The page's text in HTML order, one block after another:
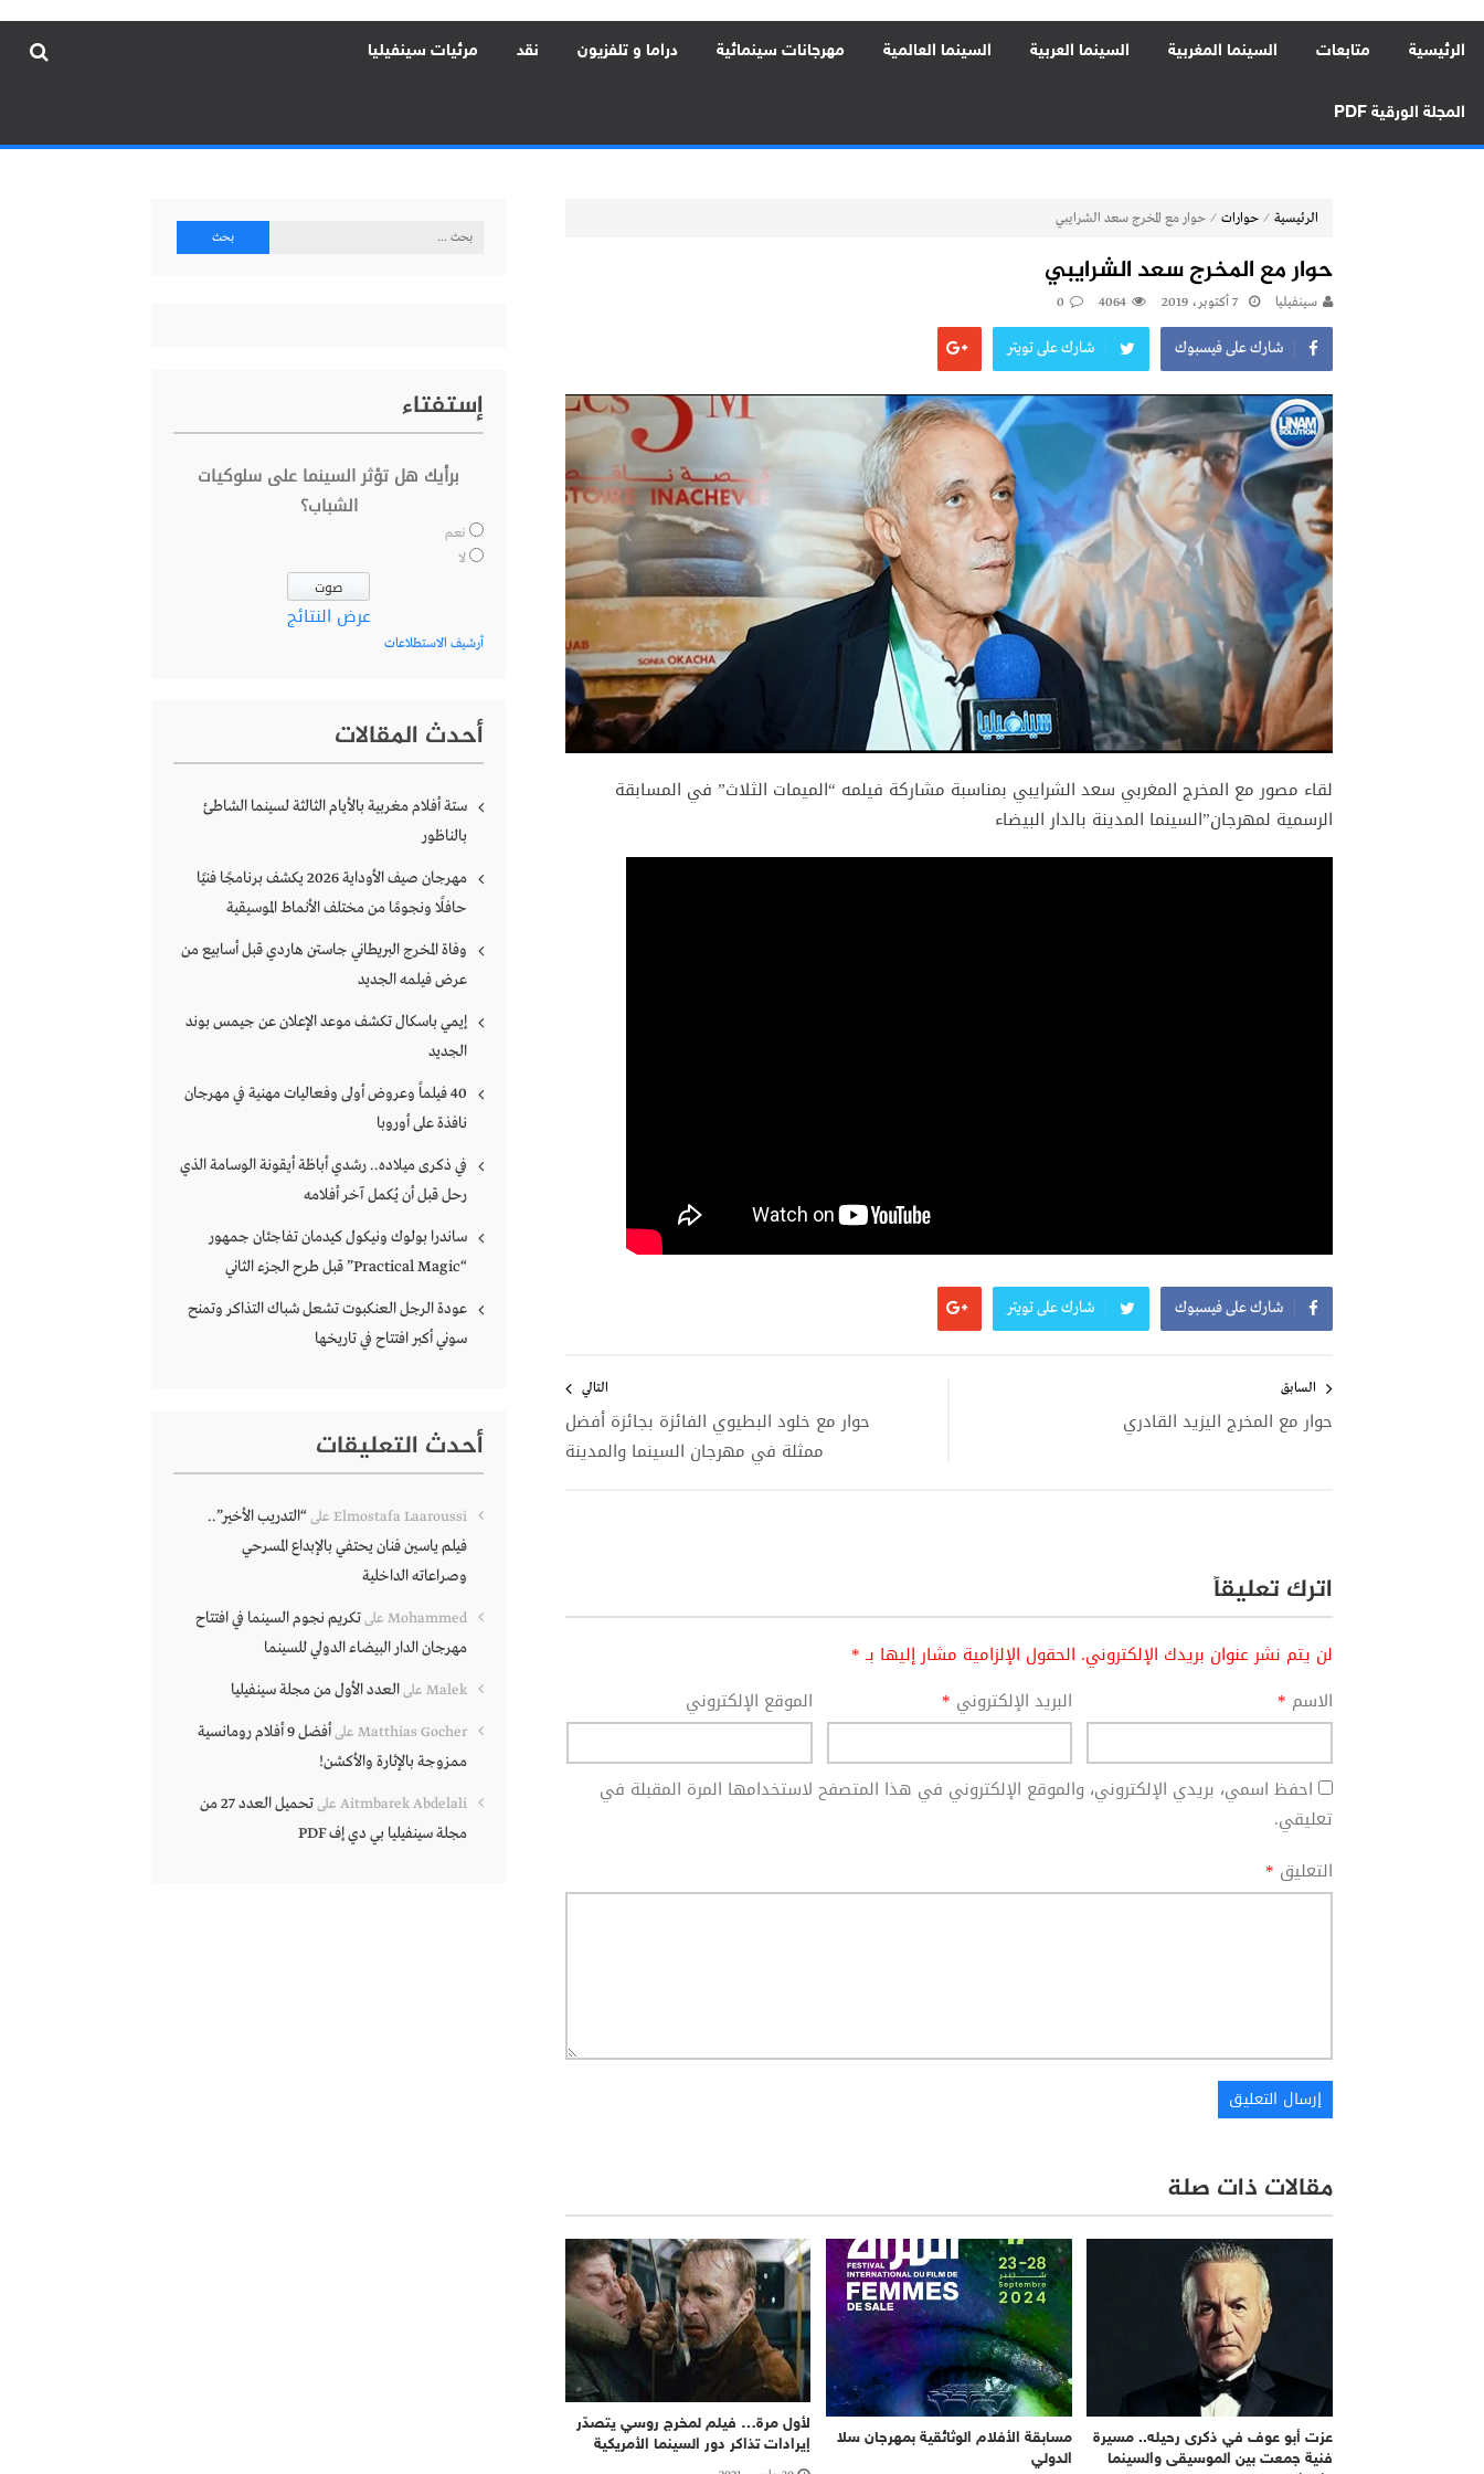
الرئيسية متابعات السينما المغربية السينما العربية السينما العالمية مهرجانات سينمائية دراما و تلفزيون نقد مرئيات سينفيليا
المجلة الورقية PDF
الرئيسية ⁄ حوارات ⁄ حوار مع المخرج سعد الشرايبي
حوار مع المخرج سعد الشرايبي
سينفيليا 7 أكتوبر، 2019 4064
0
شارك على فيسبوك شارك على تويتر
لقاء مصور مع المخرج المغربي سعد الشرايبي بمناسبة مشاركة فيلمه “الميمات الثلاث” في المسابقة
الرسمية لمهرجان”السينما المدينة بالدار البيضاء
شارك على فيسبوك شارك على تويتر
المقالات
السابق
حوار مع المخرج اليزيد القادري
التالي
حوار مع خلود البطيوي الفائزة بجائزة أفضل
ممثلة في مهرجان السينما والمدينة
اترك تعليقاً
لن يتم نشر عنوان بريدك الإلكتروني. الحقول الإلزامية مشار إليها بـ*
الاسم * البريد الإلكتروني * الموقع الإلكتروني
احفظ اسمي، بريدي الإلكتروني، والموقع الإلكتروني في هذا المتصفح لاستخدامها المرة المقبلة في
تعليقي.
التعليق *
مقالات ذات صلة
عزت أبو عوف في ذكرى رحيله.. مسيرة
فنية جمعت بين الموسيقى والسينما
مسابقة الأفلام الوثائقية بمهرجان سلا
الدولي
لأول مرة… فيلم لمخرج روسي يتصدّر
إيرادات تذاكر دور السينما الأمريكية
البحث
إستفتاء
برأيك هل تؤثر السينما على سلوكيات
الشباب؟
نعم
لا
عرض النتائج
أرشيف الاستطلاعات
أحدث المقالات
ستة أفلام مغربية بالأيام الثالثة لسينما الشاطئ
بالناظور
مهرجان صيف الأوداية 2026 يكشف برنامجًا فنيًا
حافلًا ونجومًا من مختلف الأنماط الموسيقية
وفاة المخرج البريطاني جاستن هاردي قبل أسابيع من
عرض فيلمه الجديد
إيمي باسكال تكشف موعد الإعلان عن جيمس بوند
الجديد
40 فيلماً وعروض أولى وفعاليات مهنية في مهرجان
نافذة على أوروبا
في ذكرى ميلاده.. رشدي أباظة أيقونة الوسامة الذي
رحل قبل أن يُكمل آخر أفلامه
ساندرا بولوك ونيكول كيدمان تفاجئان جمهور
“Practical Magic” قبل طرح الجزء الثاني
عودة الرجل العنكبوت تشعل شباك التذاكر وتمنح
سوني أكبر افتتاح في تاريخها
أحدث التعليقات
Elmostafa Laaroussi على“التدريب الأخير”..
فيلم ياسين فنان يحتفي بالإبداع المسرحي
وصراعاته الداخلية
Mohammed علىتكريم نجوم السينما في افتتاح
مهرجان الدار البيضاء الدولي للسينما
Malek علىالعدد الأول من مجلة سينفيليا
Matthias Gocher على
أفضل 9 أفلام رومانسية
ممزوجة بالإثارة والأكشن!
Aitmbarek Abdelali على
تحميل العدد 27 من
مجلة سينفيليا بي دي إف PDF